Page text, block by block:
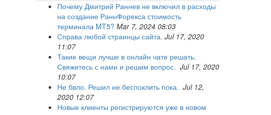
Почему Дмитрий Раннев не включил в расходы
на создание РаннФорекса стоимость
терминала MT5? Mar 7, 2024 08:03
Справа любой страинцы сайта. Jul 17, 2020
11:07
Такие вещи лучше в онлайн чате решать.
Свяжитесь с нами и решим вопрос. Jul 17, 2020
10:07
Не бвло. Решил не беспоклить пока. Jul 12,
2020 12:07
Новые клиенты регистрируются уже в новом